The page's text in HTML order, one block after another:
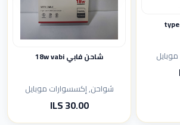
شاحن فابي 18w vabi
شواحن, إكسسوارات موبايل
30.00 ILS